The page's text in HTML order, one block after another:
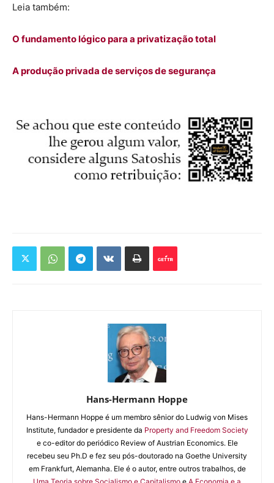
Leia também:
O fundamento lógico para a privatização total
A produção privada de serviços de segurança
Hans-Hermann Hoppe
Hans-Hermann Hoppe é um membro sênior do Ludwig von Mises
Institute, fundador e presidente da Property and Freedom Society
e co-editor do periódico Review of Austrian Economics. Ele
recebeu seu Ph.D e fez seu pós-doutorado na Goethe University
em Frankfurt, Alemanha. Ele é o autor, entre outros trabalhos, de